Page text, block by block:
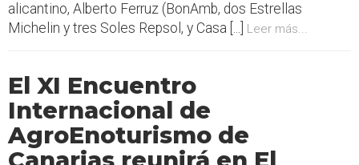
alicantino, Alberto Ferruz (BonAmb, dos Estrellas
Michelin y tres Soles Repsol, y Casa [...]
Leer más...
El XI Encuentro
Internacional de
AgroEnoturismo de